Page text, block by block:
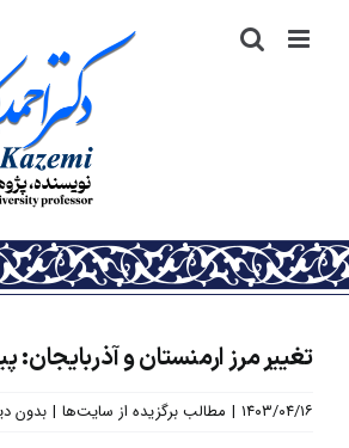
تغییر مرز ارمنستان و آذربایجان:
۱۴۰۳/۰۴/۱۶ | مطالب برگزیده از سایت‌ها | بدون